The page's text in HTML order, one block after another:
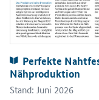
Publikationen:
Perfekte
Nähproduktion
Stand: Juni 2026